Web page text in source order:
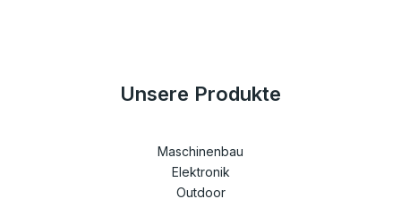
Unsere Produkte
Maschinenbau
Elektronik
Outdoor